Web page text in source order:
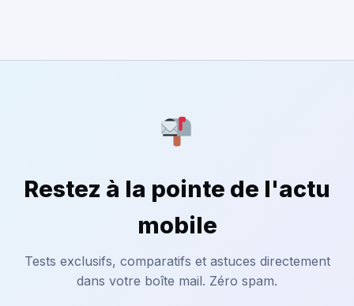
Restez à la pointe de l'actu
mobile
Tests exclusifs, comparatifs et astuces directement
dans votre boîte mail. Zéro spam.